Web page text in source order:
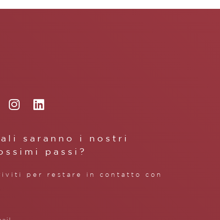
saranno i nostri
passi?
per restare in contatto con